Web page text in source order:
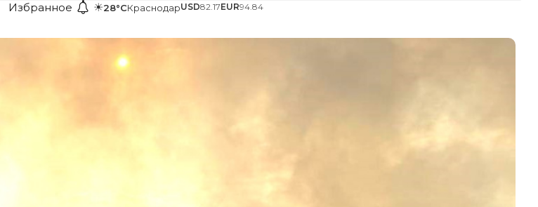
Избранное ☀28°CКраснодарUSD82.17EUR94.84